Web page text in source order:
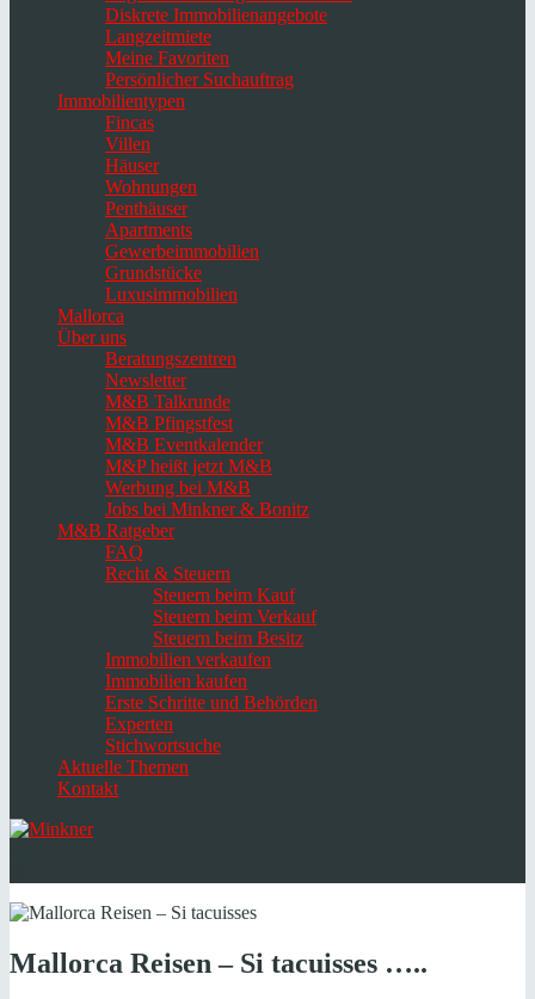
Diskrete Immobilienangebote
Langzeitmiete
Meine Favoriten
Persönlicher Suchauftrag
Immobilientypen
Fincas
Villen
Häuser
Wohnungen
Penthäuser
Apartments
Gewerbeimmobilien
Grundstücke
Luxusimmobilien
Mallorca
Über uns
Beratungszentren
Newsletter
M&B Talkrunde
M&B Pfingstfest
M&B Eventkalender
M&P heißt jetzt M&B
Werbung bei M&B
Jobs bei Minkner & Bonitz
M&B Ratgeber
FAQ
Recht & Steuern
Steuern beim Kauf
Steuern beim Verkauf
Steuern beim Besitz
Immobilien verkaufen
Immobilien kaufen
Erste Schritte und Behörden
Experten
Stichwortsuche
Aktuelle Themen
Kontakt
Mallorca Reisen – Si tacuisses …..